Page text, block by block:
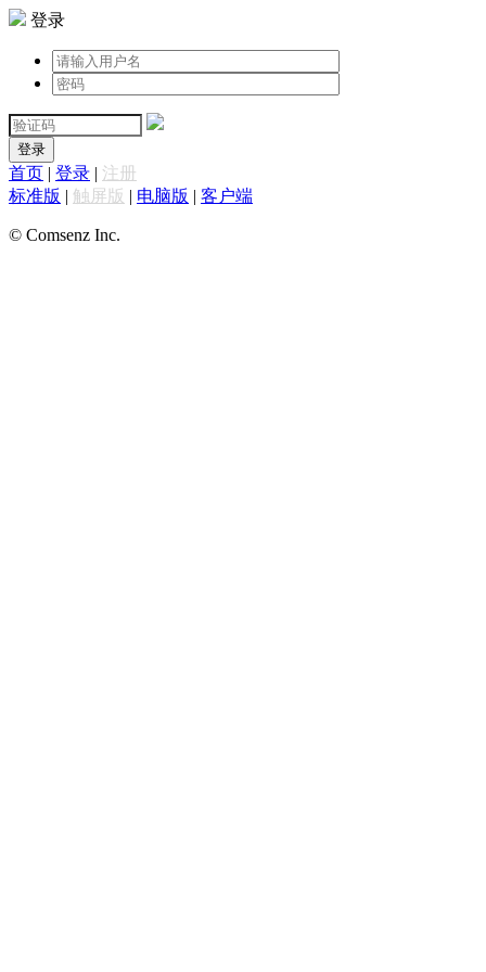
登录
登录
首页 | 登录 | 注册
标准版 | 触屏版 | 电脑版 | 客户端
© Comsenz Inc.